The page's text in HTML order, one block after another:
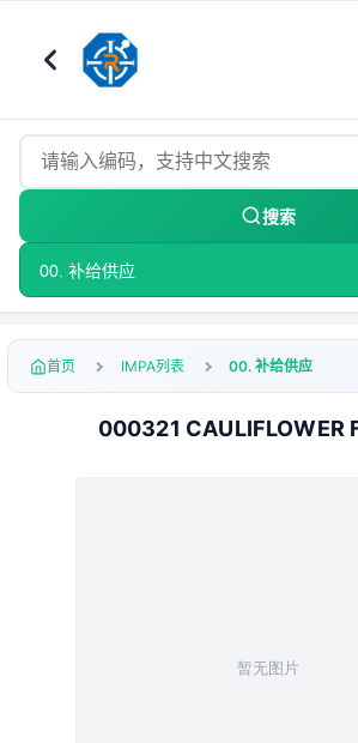
搜索
00. 补给供应
首页 IMPA列表 00. 补给供应
000321 CAULIFLOWER